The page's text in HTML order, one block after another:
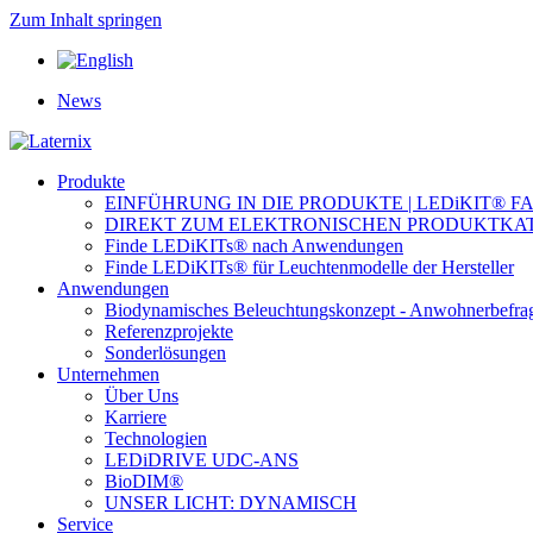
Zum Inhalt springen
News
Produkte
EINFÜHRUNG IN DIE PRODUKTE | LEDiKIT®
DIREKT ZUM ELEKTRONISCHEN
Finde LEDiKITs® nach Anwendungen
Finde LEDiKITs® für Leuchtenmodelle der Hersteller
Anwendungen
Biodynamisches Beleuchtungskonzept -
Referenzprojekte
Sonderlösungen
Unternehmen
Über Uns
Karriere
Technologien
LEDiDRIVE UDC-ANS
BioDIM®
UNSER LICHT: DYNAMISCH
Service